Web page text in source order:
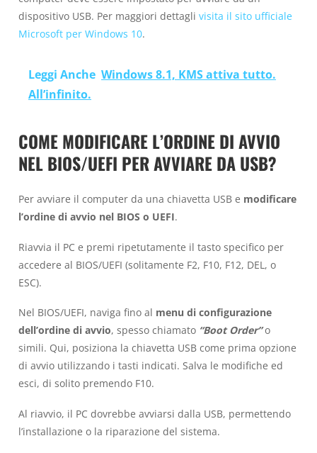
dispositivo USB. Per maggiori dettagli visita il sito ufficiale
Microsoft per Windows 10.
Leggi Anche Windows 8.1, KMS attiva tutto.
All’infinito.
COME MODIFICARE L’ORDINE DI AVVIO
NEL BIOS/UEFI PER AVVIARE DA USB?
Per avviare il computer da una chiavetta USB e modificare
l’ordine di avvio nel BIOS o UEFI.
Riavvia il PC e premi ripetutamente il tasto specifico per
accedere al BIOS/UEFI (solitamente F2, F10, F12, DEL, o
ESC).
Nel BIOS/UEFI, naviga fino al menu di configurazione
dell’ordine di avvio, spesso chiamato “Boot Order”o
simili. Qui, posiziona la chiavetta USB come prima opzione
di avvio utilizzando i tasti indicati. Salva le modifiche ed
esci, di solito premendo F10.
Al riavvio, il PC dovrebbe avviarsi dalla USB, permettendo
l’installazione o la riparazione del sistema.